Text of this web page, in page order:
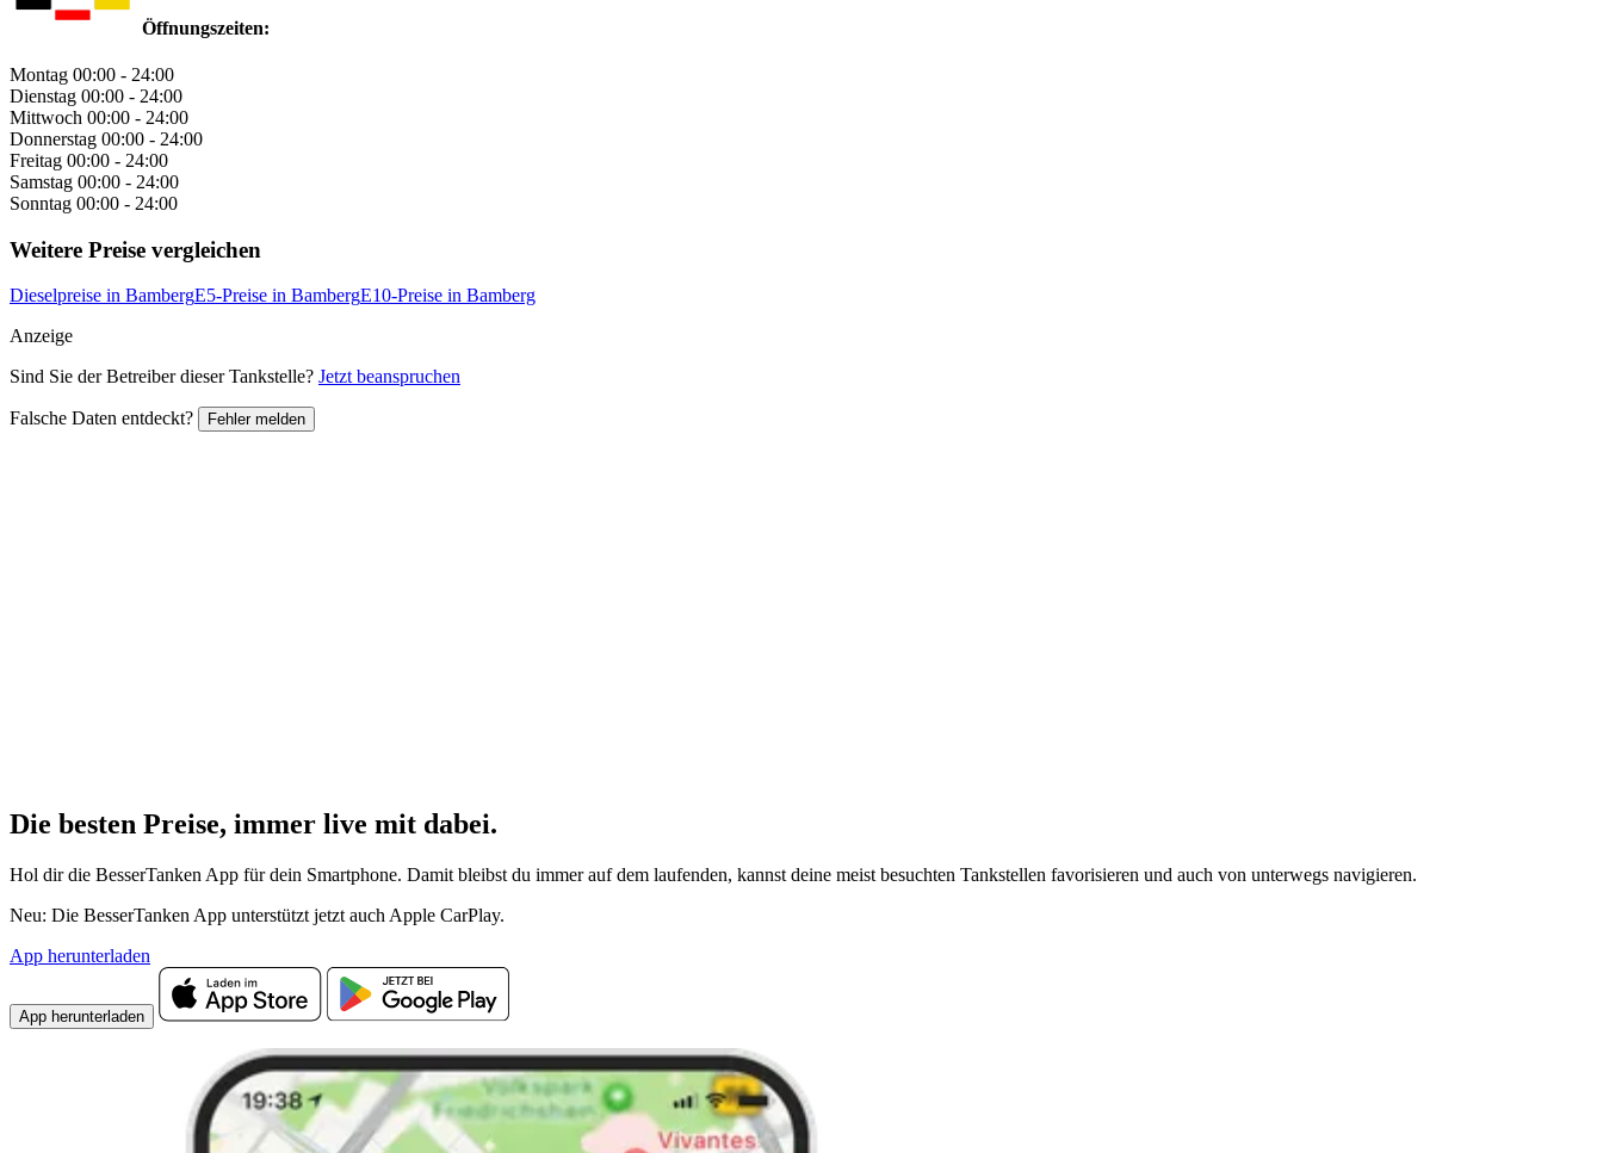
Öffnungszeiten:
Montag 00:00 - 24:00
Dienstag 00:00 - 24:00
Mittwoch 00:00 - 24:00
Donnerstag 00:00 - 24:00
Freitag 00:00 - 24:00
Samstag 00:00 - 24:00
Sonntag 00:00 - 24:00
Weitere Preise vergleichen
Dieselpreise in BambergE5-Preise in BambergE10-Preise in Bamberg
Anzeige
Sind Sie der Betreiber dieser Tankstelle? Jetzt beanspruchen
Falsche Daten entdeckt? Fehler melden
Die besten Preise, immer live mit dabei.
Hol dir die BesserTanken App für dein Smartphone. Damit bleibst du immer auf dem laufenden, kannst deine meist besuchten Tankstellen favorisieren und auch von unterwegs navigieren.
Neu: Die BesserTanken App unterstützt jetzt auch Apple CarPlay.
App herunterladen
App herunterladen